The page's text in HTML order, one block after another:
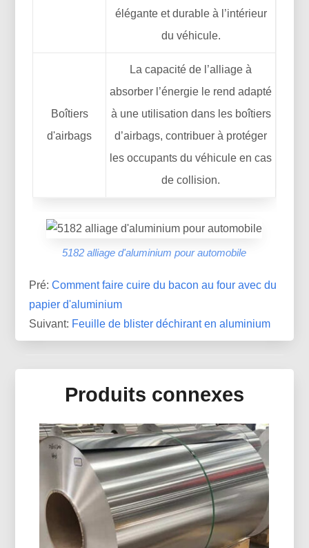
élégante et durable à l’intérieur
du véhicule.
Boîtiers
d'airbags
La capacité de l’alliage à
absorber l’énergie le rend adapté
à une utilisation dans les boîtiers
d’airbags, contribuer à protéger
les occupants du véhicule en cas
de collision.
5182 alliage d'aluminium pour automobile
Pré:Comment faire cuire du bacon au four avec du
papier d'aluminium
Suivant: Feuille de blister déchirant en aluminium
Produits connexes